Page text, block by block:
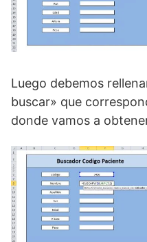
Luego debemos
buscar» que
donde vamos a